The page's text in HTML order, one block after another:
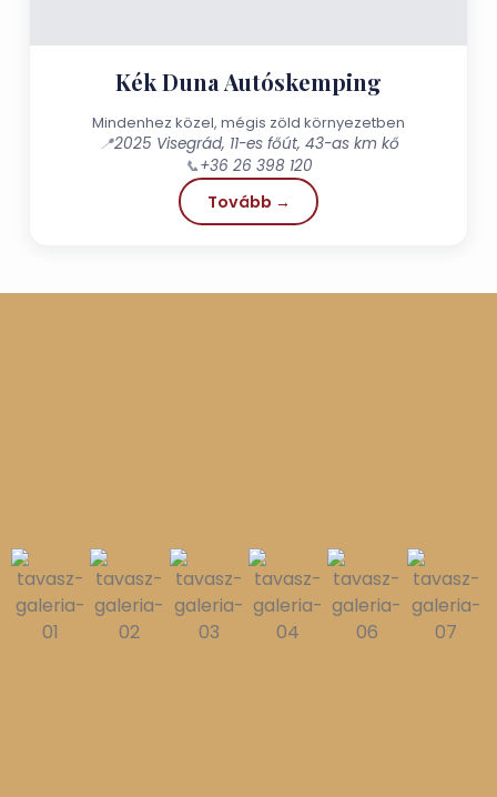
Kék Duna Autóskemping
Mindenhez közel, mégis zöld környezetben
📍2025 Visegrád, 11-es főút, 43-as km kő
📞+36 26 398 120
Tovább →